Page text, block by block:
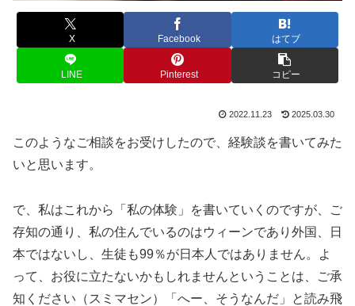
X Facebook はてブ
LINE Pinterest コピー
2022.11.23 2025.03.30
このようなご相談をお受けしたので、経験談を書いてみた
いと思います。
で、私はこれから「私の体験」を書いていくのですが、ご
存知の通り、私の住んでいるのはウィーンであり外国、日
本ではないし、生徒も99％が日本人ではありません。よ
って、お役に立たないかもしれませんということは、ご承
知ください（スミマセン）「へー、そうなんだ」と読み飛